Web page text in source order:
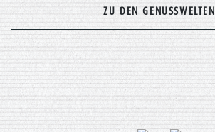
ZU DEN GENUSSWELTEN